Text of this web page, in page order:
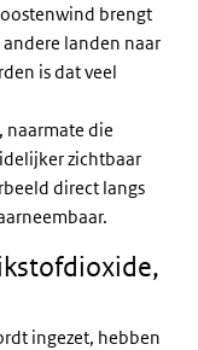
brengt
landen naar
is dat veel
naarmate die
zichtbaar
direct langs
ingezet, hebben